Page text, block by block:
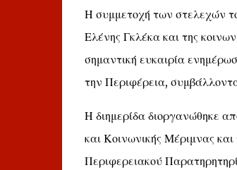
Η συμμετοχή των στελεχών
Ελένης Γκλέκα και της
σημαντική ευκαιρία
την Περιφέρεια,
Η διημερίδα διοργανώθηκε
και Κοινωνικής Μέριμνας και
Περιφερειακού